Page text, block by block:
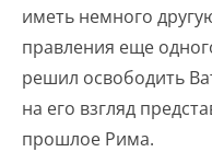
иметь немного
правления еще
решил освободить
на его взгляд
прошлое Рима.